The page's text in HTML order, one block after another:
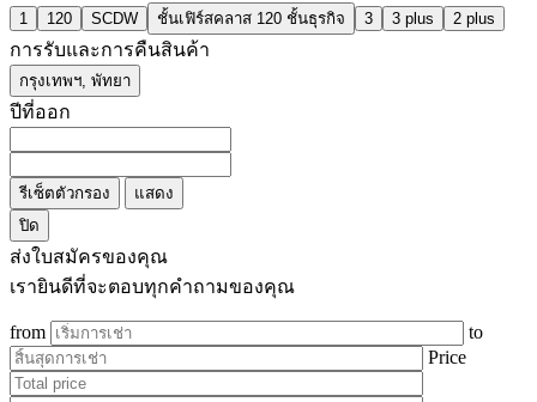
1 120 SCDW ชั้นเฟิร์สคลาส 120 ชั้นธุรกิจ 3 3 plus 2 plus
การรับและการคืนสินค้า
กรุงเทพฯ, พัทยา
ปีที่ออก
รีเซ็ตตัวกรอง
แสดง
ปิด
ส่งใบสมัครของคุณ
เรายินดีที่จะตอบทุกคำถามของคุณ
from
to
Price